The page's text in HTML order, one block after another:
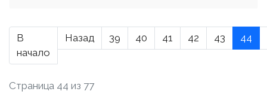
В
начало
Назад 39 40 41 42 43 44
Страница 44 из 77